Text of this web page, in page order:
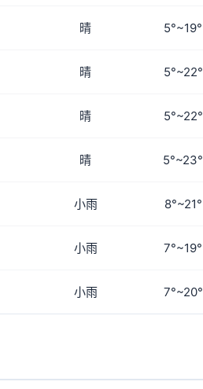
晴 5°~19°
晴 5°~22°
晴 5°~22°
晴 5°~23°
小雨 8°~21°
小雨 7°~19°
小雨 7°~20°